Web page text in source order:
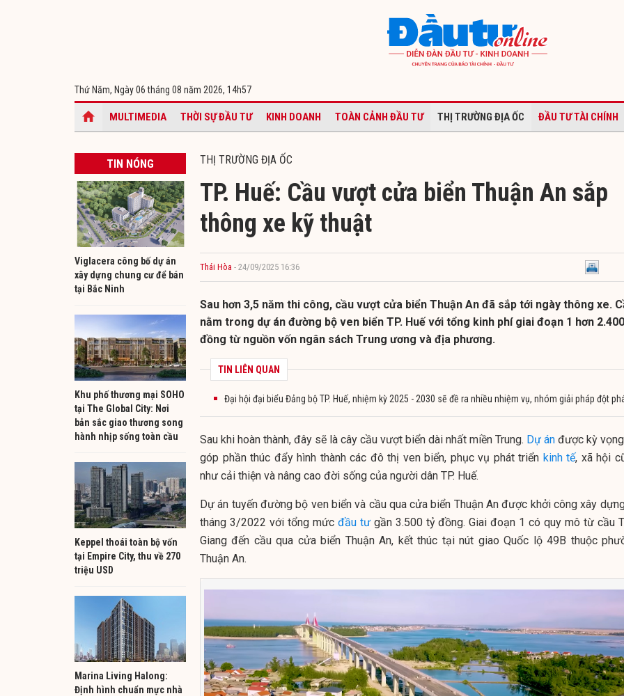
Thứ Năm, Ngày 06 tháng 08 năm 2026, 14h57
MULTIMEDIA THỜI SỰ ĐẦU TƯ KINH DOANH TOÀN CẢNH ĐẦU TƯ THỊ TRƯỜNG ĐỊA ỐC ĐẦU TƯ TÀI CHÍNH
TIN NÓNG
Viglacera công bố dự án
xây dựng chung cư để bán
tại Bắc Ninh
Khu phố thương mại SOHO
tại The Global City: Nơi
bản sắc giao thương song
hành nhịp sống toàn cầu
Keppel thoái toàn bộ vốn
tại Empire City, thu về 270
triệu USD
Marina Living Halong:
Định hình chuẩn mực nhà
THỊ TRƯỜNG ĐỊA ỐC
TP. Huế: Cầu vượt cửa biển Thuận An sắp
thông xe kỹ thuật
Thái Hòa - 24/09/2025 16:36
Sau hơn 3,5 năm thi công, cầu vượt cửa biển Thuận An đã sắp tới ngày thông xe.
nằm trong dự án đường bộ ven biển TP. Huế với tổng kinh phí giai đoạn 1 hơn
đồng từ nguồn vốn ngân sách Trung ương và địa phương.
TIN LIÊN QUAN
Đại hội đại biểu Đảng bộ TP. Huế, nhiệm kỳ 2025 - 2030 sẽ đề ra nhiều nhiệm vụ, nhóm giải pháp đột
Sau khi hoàn thành, đây sẽ là cây cầu vượt biển dài nhất miền Trung. Dự án được kỳ
góp phần thúc đẩy hình thành các đô thị ven biển, phục vụ phát triển kinh tế, xã hội
như cải thiện và nâng cao đời sống của người dân TP. Huế.
Dự án tuyến đường bộ ven biển và cầu qua cửa biển Thuận An được khởi công xây
tháng 3/2022 với tổng mức đầu tưgần 3.500 tỷ đồng. Giai đoạn 1 có quy mô từ cầu
Giang đến cầu qua cửa biển Thuận An, kết thúc tại nút giao Quốc lộ 49B thuộc
Thuận An.